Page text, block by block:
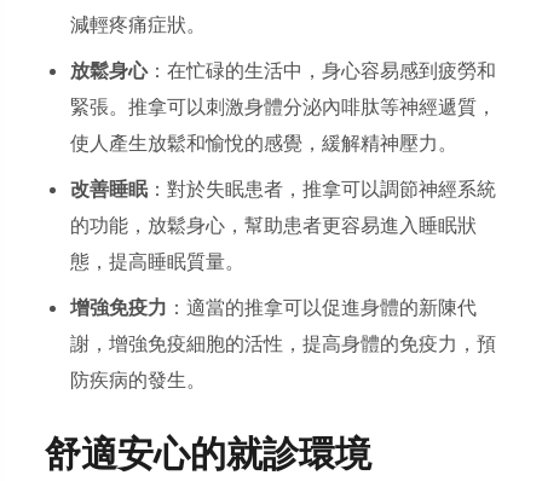
減輕疼痛症狀。
放鬆身心：在忙碌的生活中，身心容易感到疲勞和
緊張。推拿可以刺激身體分泌內啡肽等神經遞質，
使人產生放鬆和愉悅的感覺，緩解精神壓力。
改善睡眠：對於失眠患者，推拿可以調節神經系統
的功能，放鬆身心，幫助患者更容易進入睡眠狀
態，提高睡眠質量。
增強免疫力 ：適當的推拿可以促進身體的新陳代
謝，增強免疫細胞的活性，提高身體的免疫力，預
防疾病的發生。
舒適安心的就診環境